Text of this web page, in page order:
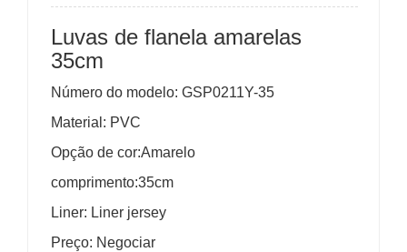
Luvas de flanela amarelas
35cm
Número do modelo: GSP0211Y-35
Material: PVC
Opção de cor:Amarelo
comprimento:35cm
Liner: Liner jersey
Preço: Negociar